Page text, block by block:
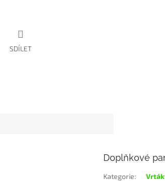
SDÍLET
Doplňkové
Kategorie: